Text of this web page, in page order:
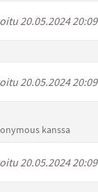
20.05.2024 20:09
20.05.2024 20:09
kanssa
20.05.2024 20:09